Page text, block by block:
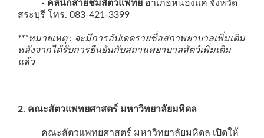
- คลินิกสายชมสัตวแพทย์ อำเภอหนองแค จังหวัด
สระบุรี โทร. 083-421-3399
***หมายเหตุ : จะมีการอัปเดตรายชื่อสถาพยาบาลเพิ่มเติม
หลังจากได้รับการยืนยันกับสถานพยาบาลสัตว์เพิ่มเติม
แล้ว
2. คณะสัตวแพทยศาสตร์ มหาวิทยาลัยมหิดล
คณะสัตวแพทยศาสตร์ มหาวิทยาลัยมหิดล เปิดให้